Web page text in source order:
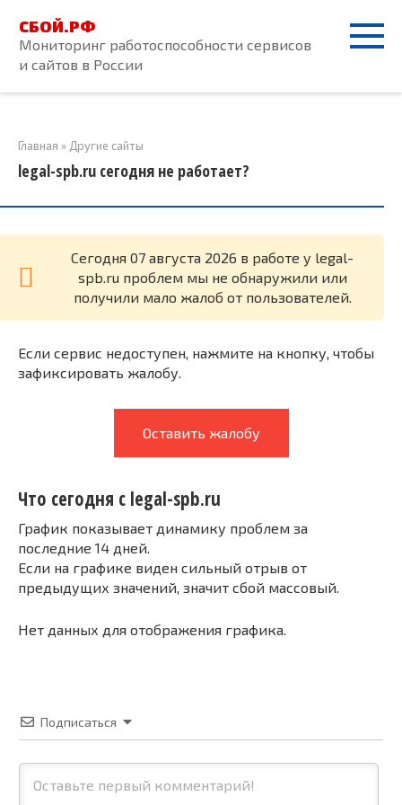
контенту
СБОЙ.РФ
Мониторинг работоспособности сервисов
и сайтов в России
Главная » Другие сайты
legal-spb.ru сегодня не работает?
Cегодня 07 августа 2026 в работе у legal-
spb.ru проблем мы не обнаружили или
получили мало жалоб от пользователей.
Если сервис недоступен, нажмите на кнопку, чтобы
зафиксировать жалобу.
Оставить жалобу
Что сегодня с legal-spb.ru
График показывает динамику проблем за
последние 14 дней.
Если на графике виден сильный отрыв от
предыдущих значений, значит сбой массовый.
Нет данных для отображения графика.
Подписаться